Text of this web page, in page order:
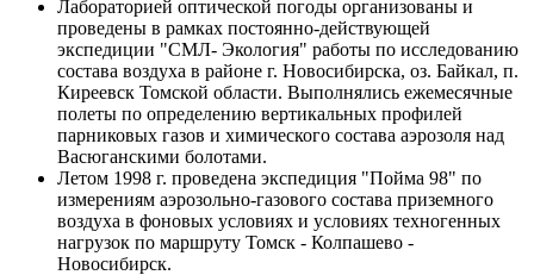
Лабораторией оптической погоды организованы и
проведены в рамках постоянно-действующей
экспедиции "СМЛ- Экология" работы по исследованию
состава воздуха в районе г. Новосибирска, оз. Байкал, п.
Киреевск Томской области. Выполнялись ежемесячные
полеты по определению вертикальных профилей
парниковых газов и химического состава аэрозоля над
Васюганскими болотами.
Летом 1998 г. проведена экспедиция "Пойма 98" по
измерениям аэрозольно-газового состава приземного
воздуха в фоновых условиях и условиях техногенных
нагрузок по маршруту Томск - Колпашево -
Новосибирск.